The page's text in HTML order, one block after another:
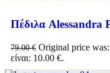
Πέδιλα Alessandra
79.00€ Original price
είναι: 10.00 €.